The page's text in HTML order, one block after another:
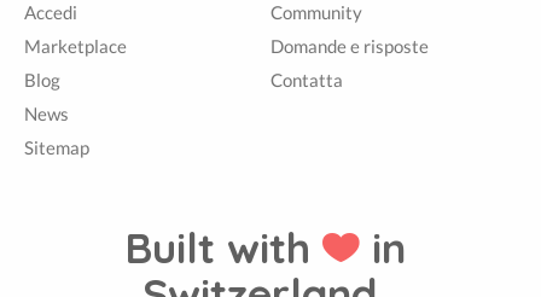
Accedi
Marketplace
Blog
News
Sitemap
Community
Domande e risposte
Contatta
Built with
in